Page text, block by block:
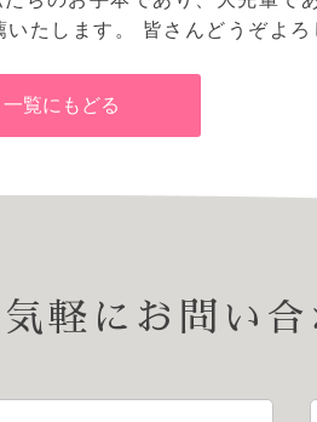
たします。 皆さんどうぞよろ
一覧にもどる
軽にお問い